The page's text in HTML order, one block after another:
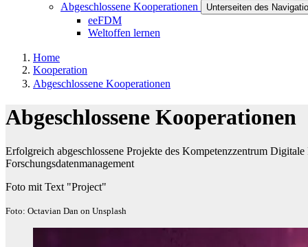
Abgeschlossene Kooperationen Unterseiten des
eeFDM
Weltoffen lernen
Home
Kooperation
Abgeschlossene Kooperationen
Abgeschlossene Kooperationen
Erfolgreich abgeschlossene Projekte des Kompetenzzentrum
Forschungsdatenmanagement
Foto mit Text "Project"
Foto: Octavian Dan on Unsplash